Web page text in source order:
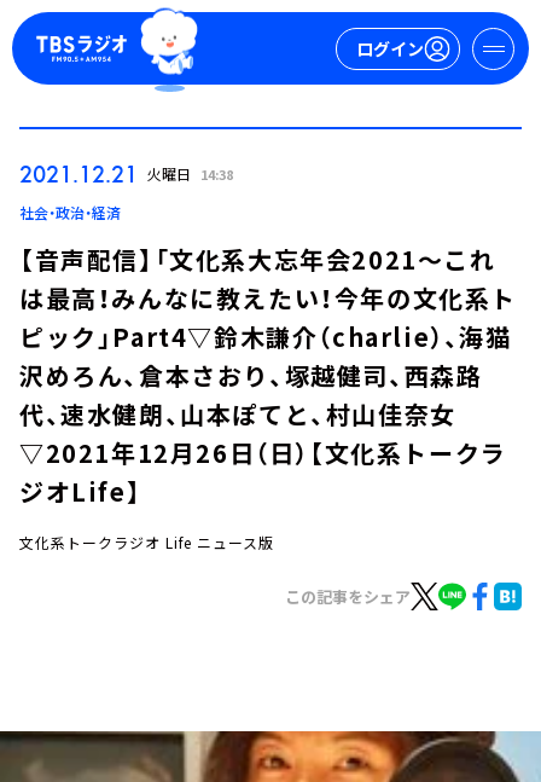
ログイン
今日の番組表
週間番組表
トピックス
お知らせ
2021.12.21 火曜日 14:38
社会・政治・経済
【音声配信】「文化系大忘年会2021～これ
は最高！みんなに教えたい！今年の文化系ト
ピック」Part4▽鈴木謙介（charlie）、海猫
沢めろん、倉本さおり、塚越健司、西森路
代、速水健朗、山本ぽてと、村山佳奈女
▽2021年12月26日（日）【文化系トークラ
ジオLife】
文化系トークラジオ Life ニュース版
この記事をシェア